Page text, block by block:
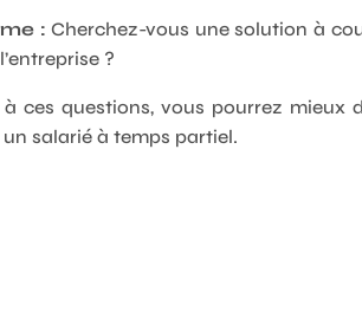
: Cherchez-vous une solution à
?
ces questions, vous pourrez
salarié à temps partiel.